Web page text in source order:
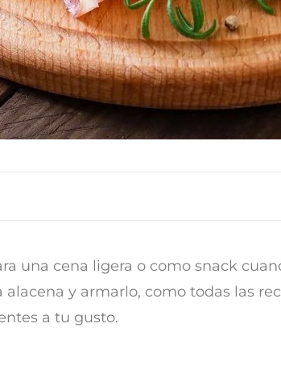
una cena ligera o como snack
y armarlo, como todas las
a tu gusto.